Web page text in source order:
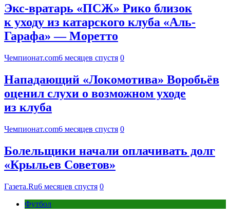
Экс-вратарь «ПСЖ» Рико близок
к уходу из катарского клуба «Аль-
Гарафа» — Моретто
Чемпионат.com6 месяцев спустя 0
Нападающий «Локомотива» Воробьёв
оценил слухи о возможном уходе
из клуба
Чемпионат.com6 месяцев спустя 0
Болельщики начали оплачивать долг
«Крыльев Советов»
Газета.Ru6 месяцев спустя 0
Футбол